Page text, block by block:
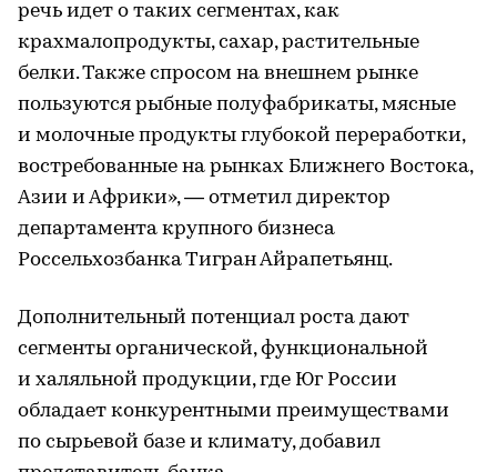
речь идет о таких сегментах, как
крахмалопродукты, сахар, растительные
белки. Также спросом на внешнем рынке
пользуются рыбные полуфабрикаты, мясные
и молочные продукты глубокой переработки,
востребованные на рынках Ближнего Востока,
Азии и Африки», — отметил директор
департамента крупного бизнеса
Россельхозбанка Тигран Айрапетьянц.
Дополнительный потенциал роста дают
сегменты органической, функциональной
и халяльной продукции, где Юг России
обладает конкурентными преимуществами
по сырьевой базе и климату, добавил